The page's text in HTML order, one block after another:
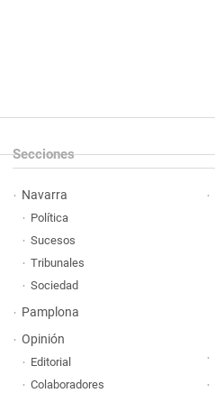
Secciones
Navarra
Política
Sucesos
Tribunales
Sociedad
Pamplona
Opinión
Editorial
Colaboradores